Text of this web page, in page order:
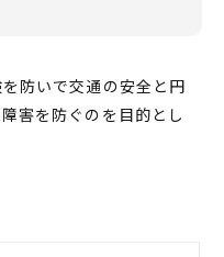
防いで交通の安全と円
害を防ぐのを目的とし